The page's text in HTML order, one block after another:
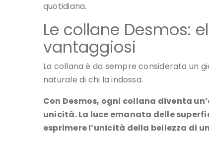
quotidiana.
Le collane Desmos:
vantaggiosi
La collana è da sempre considerata un
naturale di chi la indossa.
Con Desmos, ogni collana diventa
unicità. La luce emanata delle
esprimere l’unicità della bellezza di